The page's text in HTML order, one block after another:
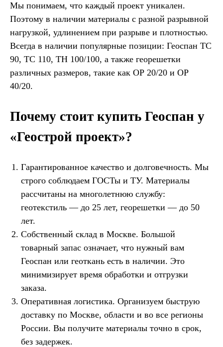
Мы понимаем, что каждый проект уникален.
Поэтому в наличии материалы с разной разрывной
нагрузкой, удлинением при разрыве и плотностью.
Всегда в наличии популярные позиции: Геоспан ТС
90, ТС 110, ТН 100/100, а также георешетки
различных размеров, такие как ОР 20/20 и ОР
40/20.
Почему стоит купить Геоспан у
«Геострой проект»?
Гарантированное качество и долговечность. Мы
строго соблюдаем ГОСТы и ТУ. Материалы
рассчитаны на многолетнюю службу:
геотекстиль — до 25 лет, георешетки — до 50
лет.
Собственный склад в Москве. Большой
товарный запас означает, что нужный вам
Геоспан или геоткань есть в наличии. Это
минимизирует время обработки и отгрузки
заказа.
Оперативная логистика. Организуем быструю
доставку по Москве, области и во все регионы
России. Вы получите материалы точно в срок,
без задержек.